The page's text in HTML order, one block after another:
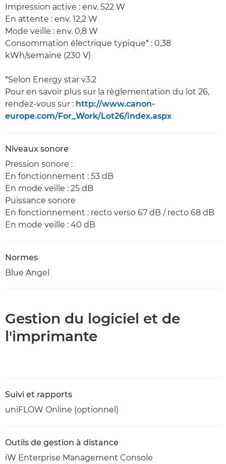
Impression active : env. 522 W
En attente : env. 12,2 W
Mode veille : env. 0,8 W
Consommation électrique typique* : 0,38
kWh/semaine (230 V)
*Selon Energy star v3.2
Pour en savoir plus sur la règlementation du lot 26,
rendez-vous sur : http://www.canon-
europe.com/For_Work/Lot26/index.aspx
Niveaux sonore
Pression sonore :
En fonctionnement : 53 dB
En mode veille : 25 dB
Puissance sonore
En fonctionnement : recto verso 67 dB / recto 68 dB
En mode veille : 40 dB
Normes
Blue Angel
Gestion du logiciel et de
l'imprimante
Suivi et rapports
uniFLOW Online (optionnel)
Outils de gestion à distance
iW Enterprise Management Console